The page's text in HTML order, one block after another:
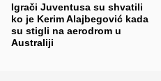
Igrači Juventusa su shvatili
ko je Kerim Alajbegović kada
su stigli na aerodrom u
Australiji